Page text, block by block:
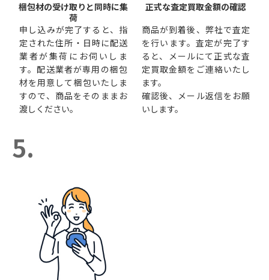
梱包材の受け取りと同時に集
荷
申し込みが完了すると、指
定された住所・日時に配送
業者が集荷にお伺いしま
す。配送業者が専用の梱包
材を用意して梱包いたしま
すので、商品をそのままお
渡しください。
正式な査定買取金額の確認
商品が到着後、弊社で査定
を行います。査定が完了す
ると、メールにて正式な査
定買取金額をご連絡いたし
ます。
確認後、メール返信をお願
いします。
5.